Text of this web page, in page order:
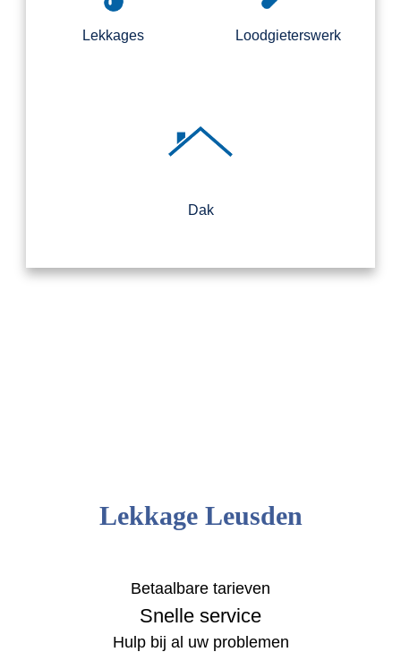
Lekkages Loodgieterswerk
Dak
Lekkage Leusden
Betaalbare tarieven
Snelle service
Hulp bij al uw problemen